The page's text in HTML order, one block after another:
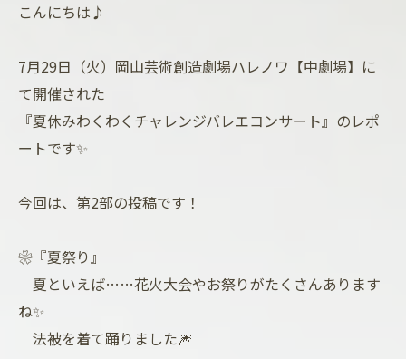
こんにちは♪
7月29日（火）岡山芸術創造劇場ハレノワ【中劇場】に
て開催された
『夏休みわくわくチャレンジバレエコンサート』のレポ
ートです✨
今回は、第2部の投稿です！
❀『夏祭り』
夏といえば……花火大会やお祭りがたくさんあります
ね✨
法被を着て踊りました🎆